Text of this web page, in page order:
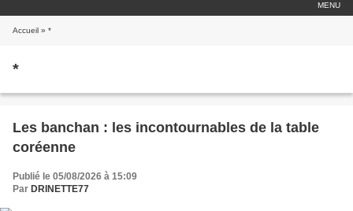
MENU
Accueil » *
*
Les banchan : les incontournables de la table
coréenne
Publié le 05/08/2026 à 15:09
Par DRINETTE77